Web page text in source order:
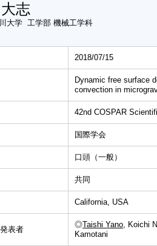
志
大学 工学部 機械工学科
2018/07/15
Dynamic free surface
convection in
42nd COSPAR
国際学会
口頭（一般）
共同
California, USA
表者
◎Taishi Yano, Koichi
Kamotani